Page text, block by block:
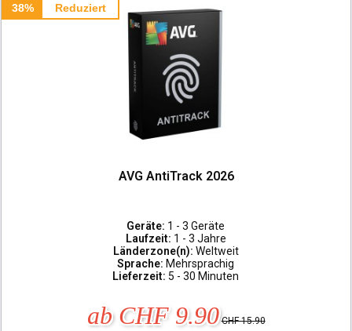
38% Reduziert
AVG AntiTrack 2026
Geräte: 1 - 3 Geräte
Laufzeit: 1 - 3 Jahre
Länderzone(n): Weltweit
Sprache: Mehrsprachig
Lieferzeit: 5 - 30 Minuten
ab CHF 9.90 CHF 15.90